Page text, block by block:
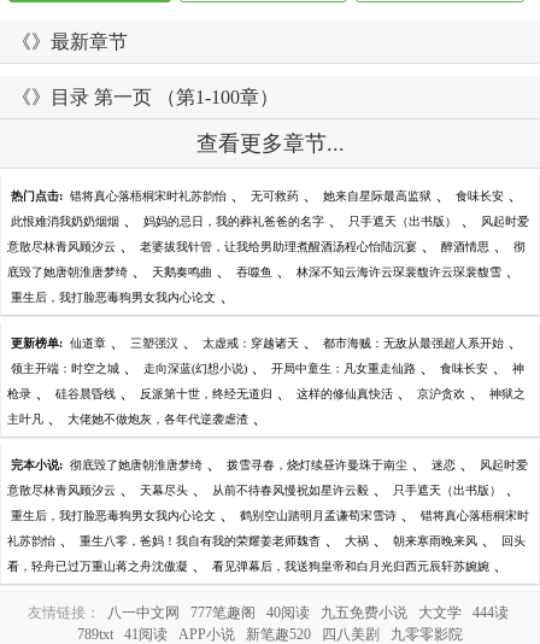
《》最新章节
《》目录 第一页 （第1-100章）
查看更多章节...
热门点击: 错将真心落梧桐宋时礼苏韵怡 、 无可救药 、 她来自星际最高监狱 、 食味长安 、
此恨难消我奶奶烟烟 、 妈妈的忌日，我的葬礼爸爸的名字 、 只手遮天（出书版） 、 风起时爱
意散尽林青风顾汐云 、 老婆拔我针管，让我给男助理煮醒酒汤程心怡陆沉宴 、 醉酒情思 、 彻
底毁了她唐朝淮唐梦绮 、 天鹅奏鸣曲 、 吞噬鱼 、 林深不知云海许云琛裴馥许云琛裴馥雪 、
重生后，我打脸恶毒狗男女我内心论文 、
更新榜单: 仙道章 、 三塑强汉 、 太虚戒：穿越诸天 、 都市海贼：无敌从最强超人系开始 、
领主开端：时空之城 、 走向深蓝(幻想小说) 、 开局中童生：凡女重走仙路 、 食味长安 、 神
枪录 、 硅谷晨昏线 、 反派第十世，终经无道归 、 这样的修仙真快活 、 京沪贪欢 、 神狱之
主叶凡 、 大佬她不做炮灰，各年代逆袭虐渣 、
完本小说: 彻底毁了她唐朝淮唐梦绮 、 拨雪寻春，烧灯续昼许曼珠于南尘 、 迷恋 、 风起时爱
意散尽林青风顾汐云 、 天幕尽头 、 从前不待春风慢祝如星许云毅 、 只手遮天（出书版） 、
重生后，我打脸恶毒狗男女我内心论文 、 鹤别空山踏明月孟谦荀宋雪诗 、 错将真心落梧桐宋时
礼苏韵怡 、 重生八零，爸妈！我自有我的荣耀姜老师魏杳 、 大祸 、 朝来寒雨晚来风 、 回头
看，轻舟已过万重山蒋之舟沈傲凝 、 看见弹幕后，我送狗皇帝和白月光归西元辰轩苏婉婉 、
友情链接： 八一中文网 777笔趣阁 40阅读 九五免费小说 大文学
444读
789txt
41阅读 APP小说 新笔趣520 四八美剧 九零零影院